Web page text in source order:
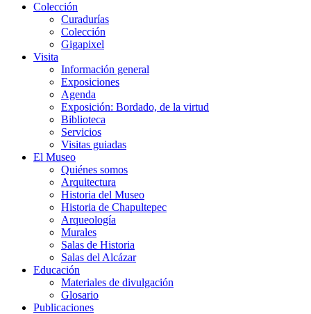
Colección
Curadurías
Colección
Gigapixel
Visita
Información general
Exposiciones
Agenda
Exposición: Bordado, de la virtud
Biblioteca
Servicios
Visitas guiadas
El Museo
Quiénes somos
Arquitectura
Historia del Museo
Historia de Chapultepec
Arqueología
Murales
Salas de Historia
Salas del Alcázar
Educación
Materiales de divulgación
Glosario
Publicaciones